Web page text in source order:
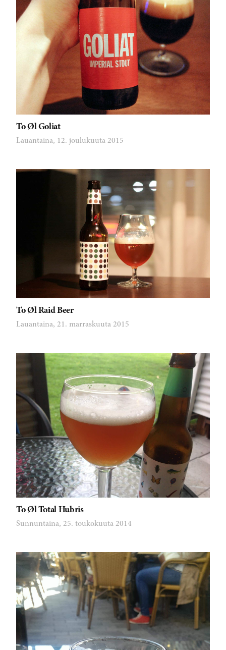
To Øl Goliat
Lauantaina, 12. joulukuuta 2015
To Øl Raid Beer
Lauantaina, 21. marraskuuta 2015
To Øl Total Hubris
Sunnuntaina, 25. toukokuuta 2014